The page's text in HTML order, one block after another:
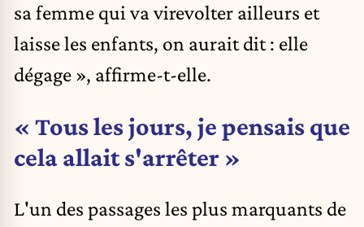
sa femme qui va virevolter ailleurs et
laisse les enfants, on aurait dit : elle
dégage », affirme-t-elle.
« Tous les jours, je pensais que
cela allait s'arrêter »
L'un des passages les plus marquants de